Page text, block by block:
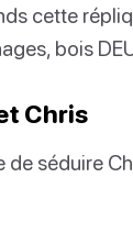
cette
bois
Chris
de séduire